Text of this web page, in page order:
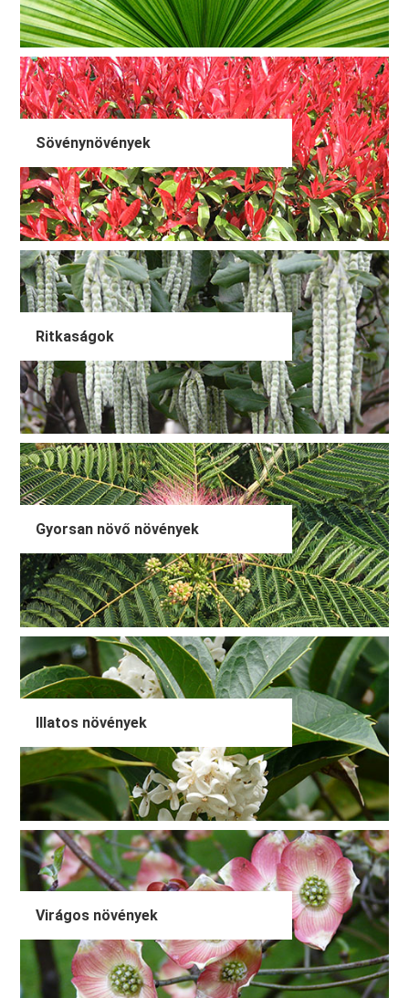
Sövénynövények
Ritkaságok
Gyorsan növő növények
Illatos növények
Virágos növények